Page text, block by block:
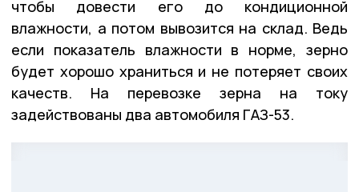
чтобы довести его до кондиционной
влажности, а потом вывозится на склад. Ведь
если показатель влажности в норме, зерно
будет хорошо храниться и не потеряет своих
качеств. На перевозке зерна на току
задействованы два автомобиля ГАЗ-53.